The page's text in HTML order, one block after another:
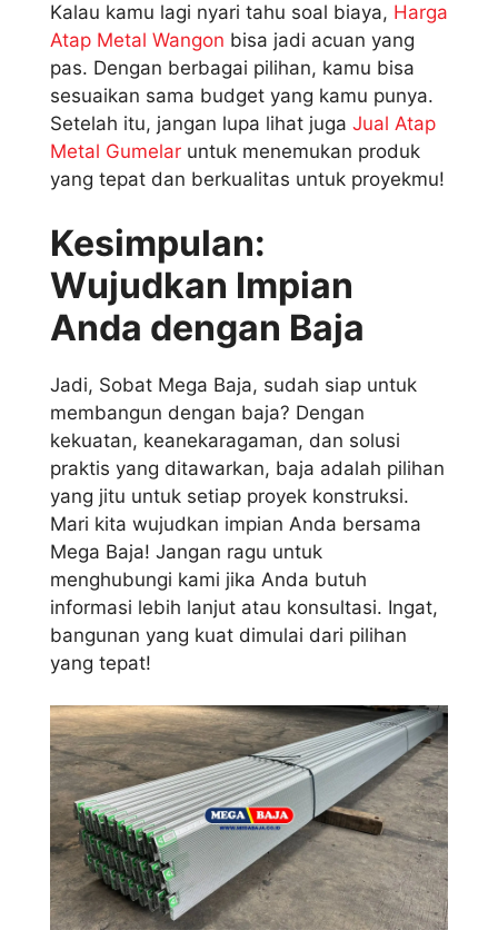
Kalau kamu lagi nyari tahu soal biaya, Harga
Atap Metal Wangon bisa jadi acuan yang
pas. Dengan berbagai pilihan, kamu bisa
sesuaikan sama budget yang kamu punya.
Setelah itu, jangan lupa lihat juga Jual Atap
Metal Gumelar untuk menemukan produk
yang tepat dan berkualitas untuk proyekmu!
Kesimpulan:
Wujudkan Impian
Anda dengan Baja
Jadi, Sobat Mega Baja, sudah siap untuk
membangun dengan baja? Dengan
kekuatan, keanekaragaman, dan solusi
praktis yang ditawarkan, baja adalah pilihan
yang jitu untuk setiap proyek konstruksi.
Mari kita wujudkan impian Anda bersama
Mega Baja! Jangan ragu untuk
menghubungi kami jika Anda butuh
informasi lebih lanjut atau konsultasi. Ingat,
bangunan yang kuat dimulai dari pilihan
yang tepat!